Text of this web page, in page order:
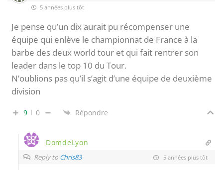
5 années plus tôt
Je pense qu’un dix aurait pu récompenser une
équipe qui enlève le championnat de France à la
barbe des deux world tour et qui fait rentrer son
leader dans le top 10 du Tour.
N’oublions pas qu’il s’agit d’une équipe de deuxième
division
9 0 Répondre
DomdeLyon
Reply to Chris83 5 années plus tôt